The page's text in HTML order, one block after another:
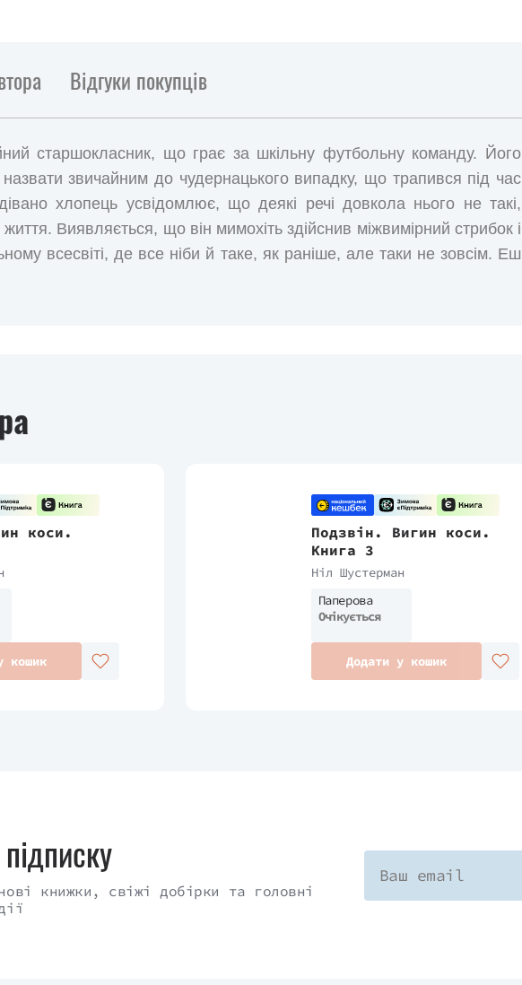
Відгуки покупців
старшокласник, що грає за шкільну футбольну команду. Його
звичайним до чудернацького випадку, що трапився під час
хлопець усвідомлює, що деякі речі довкола нього не такі,
життя. Виявляється, що він мимохіть здійснив міжвимірний стрибок і
всесвіті, де все ніби й таке, як раніше, але таки не зовсім. Еш
близнюками, що виявляються 'багатовимірними істотами', які
коси.
кошик
Подзвін. Вигин коси.
Книга 3
Ніл Шустерман
Паперова
Очікується
Додати у кошик
книжки, свіжі добірки та головні